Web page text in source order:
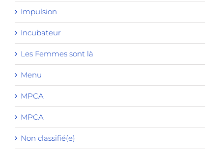
Impulsion
Incubateur
Les Femmes sont là
Menu
MPCA
MPCA
Non classifié(e)